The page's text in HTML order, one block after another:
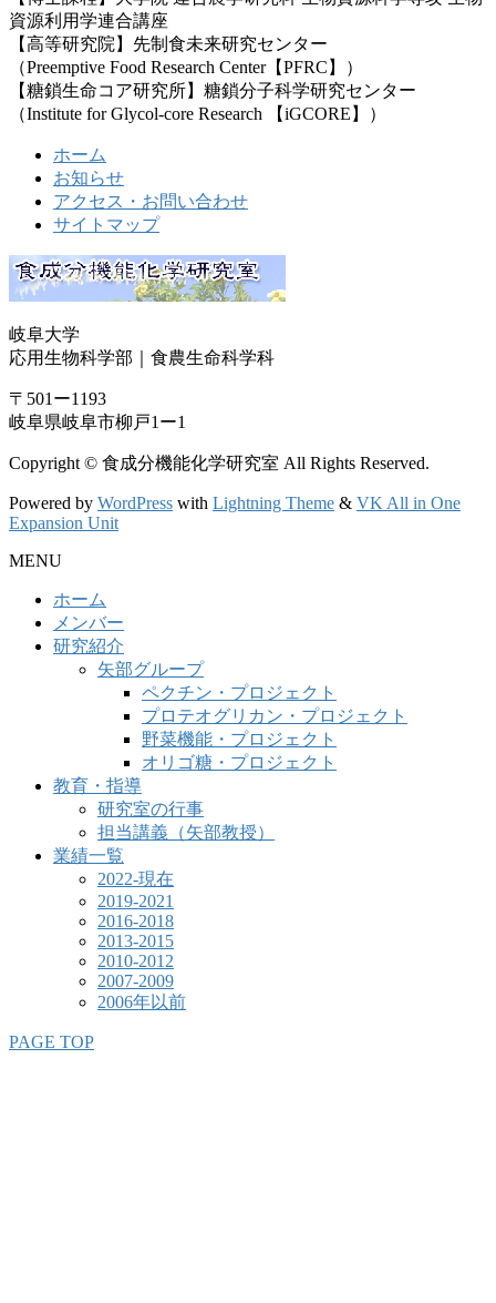
資源利用学連合講座
【高等研究院】先制食未来研究センター
（Preemptive Food Research Center【PFRC】）
【糖鎖生命コア研究所】糖鎖分子科学研究センター
（Institute for Glycol-core Research 【iGCORE】）
ホーム
お知らせ
アクセス・お問い合わせ
サイトマップ
岐阜大学
応用生物科学部｜食農生命科学科
〒501ー1193
岐阜県岐阜市柳戸1ー1
Copyright © 食成分機能化学研究室 All Rights Reserved.
Powered by WordPress with Lightning Theme & VK All in One
Expansion Unit
MENU
ホーム
メンバー
研究紹介
矢部グループ
ペクチン・プロジェクト
プロテオグリカン・プロジェクト
野菜機能・プロジェクト
オリゴ糖・プロジェクト
教育・指導
研究室の行事
担当講義（矢部教授）
業績一覧
2022-現在
2019-2021
2016-2018
2013-2015
2010-2012
2007-2009
2006年以前
PAGE TOP